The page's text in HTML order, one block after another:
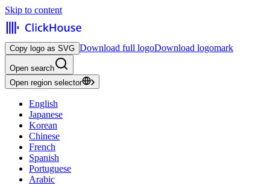
Skip to content
Copy logo as SVG Download full logoDownload logomark
Open search
Open region selector
English
Japanese
Korean
Chinese
French
Spanish
Portuguese
Arabic